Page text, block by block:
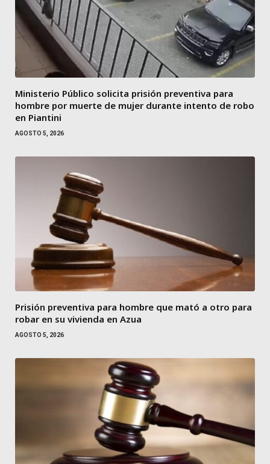
Ministerio Público solicita prisión preventiva para
hombre por muerte de mujer durante intento de robo
en Piantini
AGOSTO 5, 2026
Prisión preventiva para hombre que mató a otro para
robar en su vivienda en Azua
AGOSTO 5, 2026